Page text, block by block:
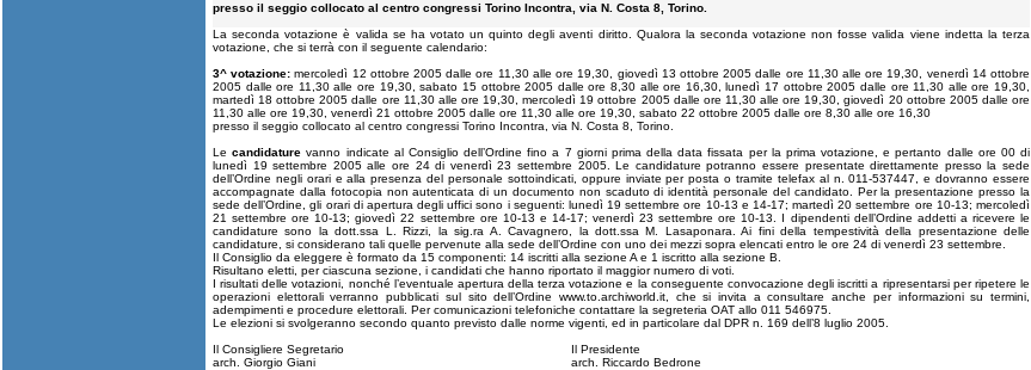
presso il seggio collocato al centro congressi Torino Incontra, via N. Costa 8, Torino.
La seconda votazione è valida se ha votato un quinto degli aventi diritto. Qualora la seconda votazione non fosse valida viene indetta la terza
votazione, che si terrà con il seguente calendario:
3^ votazione: mercoledì 12 ottobre 2005 dalle ore 11,30 alle ore 19,30, giovedì 13 ottobre 2005 dalle ore 11,30 alle ore 19,30, venerdì 14 ottobre
2005 dalle ore 11,30 alle ore 19,30, sabato 15 ottobre 2005 dalle ore 8,30 alle ore 16,30, lunedì 17 ottobre 2005 dalle ore 11,30 alle ore 19,30,
martedì 18 ottobre 2005 dalle ore 11,30 alle ore 19,30, mercoledì 19 ottobre 2005 dalle ore 11,30 alle ore 19,30, giovedì 20 ottobre 2005 dalle ore
11,30 alle ore 19,30, venerdì 21 ottobre 2005 dalle ore 11,30 alle ore 19,30, sabato 22 ottobre 2005 dalle ore 8,30 alle ore 16,30
presso il seggio collocato al centro congressi Torino Incontra, via N. Costa 8, Torino.
Lecandidature vanno indicate al Consiglio dell’Ordine fino a 7 giorni prima della data fissata per la prima votazione, e pertanto dalle ore 00 di
lunedì 19 settembre 2005 alle ore 24 di venerdì 23 settembre 2005. Le candidature potranno essere presentate direttamente presso la sede
dell’Ordine negli orari e alla presenza del personale sottoindicati, oppure inviate per posta o tramite telefax al n. 011-537447, e dovranno essere
accompagnate dalla fotocopia non autenticata di un documento non scaduto di identità personale del candidato. Per la presentazione presso la
sede dell’Ordine, gli orari di apertura degli uffici sono i seguenti: lunedì 19 settembre ore 10-13 e 14-17; martedì 20 settembre ore 10-13; mercoledì
21 settembre ore 10-13; giovedì 22 settembre ore 10-13 e 14-17; venerdì 23 settembre ore 10-13. I dipendenti dell’Ordine addetti a ricevere le
candidature sono la dott.ssa L. Rizzi, la sig.ra A. Cavagnero, la dott.ssa M. Lasaponara. Ai fini della tempestività della presentazione delle
candidature, si considerano tali quelle pervenute alla sede dell’Ordine con uno dei mezzi sopra elencati entro le ore 24 di venerdì 23 settembre.
Il Consiglio da eleggere è formato da 15 componenti: 14 iscritti alla sezione A e 1 iscritto alla sezione B.
Risultano eletti, per ciascuna sezione, i candidati che hanno riportato il maggior numero di voti.
I risultati delle votazioni, nonché l’eventuale apertura della terza votazione e la conseguente convocazione degli iscritti a ripresentarsi per ripetere le
operazioni elettorali verranno pubblicati sul sito dell’Ordine www.to.archiworld.it, che si invita a consultare anche per informazioni su termini,
adempimenti e procedure elettorali. Per comunicazioni telefoniche contattare la segreteria OAT allo 011 546975.
Le elezioni si svolgeranno secondo quanto previsto dalle norme vigenti, ed in particolare dal DPR n. 169 dell’8 luglio 2005.
Il Consigliere Segretario
arch. Giorgio Giani
Il Presidente
arch. Riccardo Bedrone